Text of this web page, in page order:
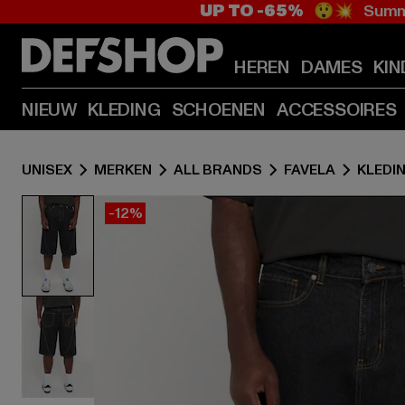
UP TO -65% 😲💥
HEREN DAMES
NIEUW KLEDING SCHOENEN ACCESSOIRES
UNISEX MERKEN ALL BRANDS FAVELA
-12%